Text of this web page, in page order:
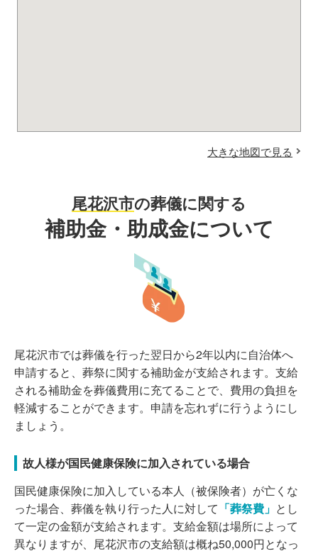
大きな地図で見る
尾花沢市の葬儀に関する
補助金・助成金について
尾花沢市では葬儀を行った翌日から2年以内に自治体へ
申請すると、葬祭に関する補助金が支給されます。支給
される補助金を葬儀費用に充てることで、費用の負担を
軽減することができます。申請を忘れずに行うようにし
ましょう。
故人様が国民健康保険に加入されている場合
国民健康保険に加入している本人（被保険者）が亡くな
った場合、葬儀を執り行った人に対して 「葬祭費」 とし
て一定の金額が支給されます。支給金額は場所によって
異なりますが、尾花沢市の支給額は概ね50,000円となっ